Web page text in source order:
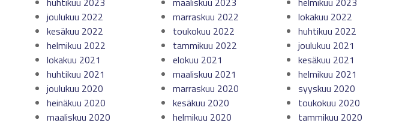
joulukuu 2022
marraskuu 2022 lokakuu 2022
kesäkuu 2022
toukokuu 2022 huhtikuu 2022
helmikuu 2022
tammikuu 2022 joulukuu 2021
lokakuu 2021
elokuu 2021 kesäkuu 2021
huhtikuu 2021
maaliskuu 2021 helmikuu 2021
joulukuu 2020
marraskuu 2020 syyskuu 2020
heinäkuu 2020
kesäkuu 2020 toukokuu 2020
maaliskuu 2020
helmikuu 2020 tammikuu 2020